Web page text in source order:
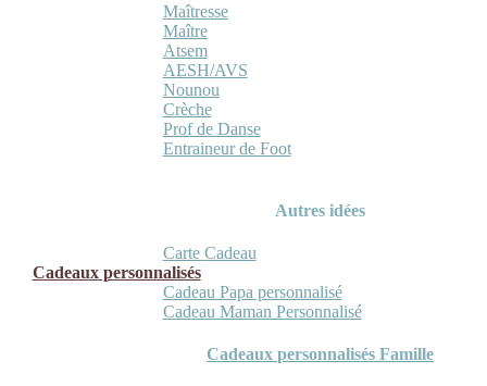
Maîtresse
Maître
Atsem
AESH/AVS
Nounou
Crèche
Prof de Danse
Entraineur de Foot
Autres idées
Carte Cadeau
Cadeaux personnalisés
Cadeau Papa personnalisé
Cadeau Maman Personnalisé
Cadeaux personnalisés Famille